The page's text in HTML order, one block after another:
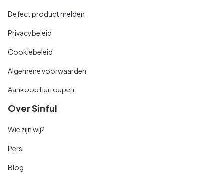
Defect product melden
Privacybeleid
Cookiebeleid
Algemene voorwaarden
Aankoop herroepen
Over Sinful
Wie zijn wij?
Pers
Blog